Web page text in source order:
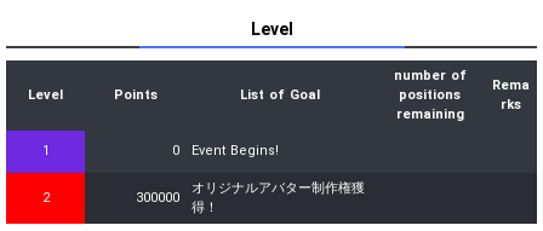
Level
Level Points List of Goal
number of
positions
remaining
Rema
rks
1 0 Event Begins!
2 300000
オリジナルアバター制作権獲
得！